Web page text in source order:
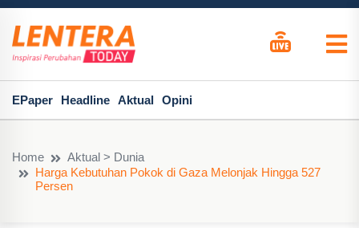
EPaper Headline Aktual Opini
Home
Aktual > Dunia
Harga Kebutuhan Pokok di Gaza Melonjak Hingga 527
Persen